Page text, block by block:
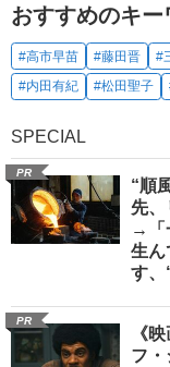
おすすめのキ
#高市早苗 #藤田晋 #
#内田有紀
#松田聖子
SPECIAL
PR
“順
先
→「
生ん
す、
PR
《
フ